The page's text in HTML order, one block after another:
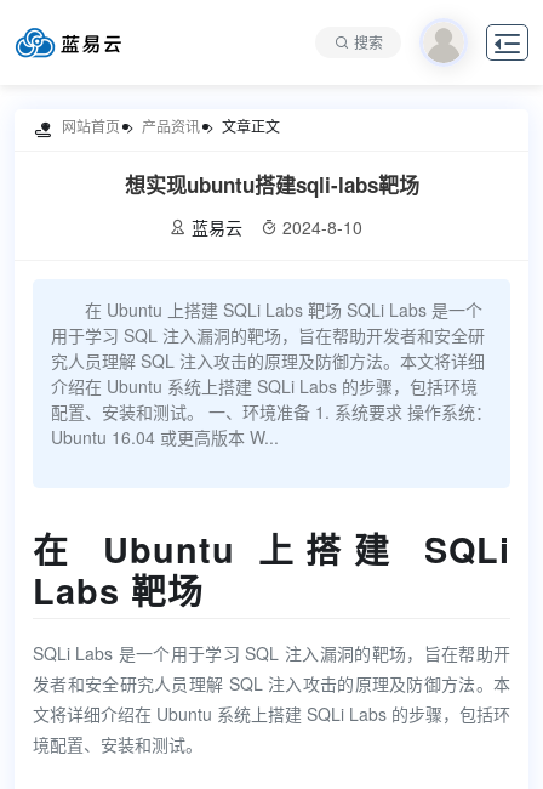
搜索 
 网站首页 产品资讯 文章正文
想实现ubuntu搭建sqli-labs靶场
 蓝易云  2024-8-10
在 Ubuntu 上搭建 SQLi Labs 靶场 SQLi Labs 是一个
用于学习 SQL 注入漏洞的靶场，旨在帮助开发者和安全研
究人员理解 SQL 注入攻击的原理及防御方法。本文将详细
介绍在 Ubuntu 系统上搭建 SQLi Labs 的步骤，包括环境
配置、安装和测试。 一、环境准备 1. 系统要求 操作系统：
Ubuntu 16.04 或更高版本 W...
在 Ubuntu 上搭建 SQLi
Labs 靶场
SQLi Labs 是一个用于学习 SQL 注入漏洞的靶场，旨在帮助开
发者和安全研究人员理解 SQL 注入攻击的原理及防御方法。本
文将详细介绍在 Ubuntu 系统上搭建 SQLi Labs 的步骤，包括环
境配置、安装和测试。